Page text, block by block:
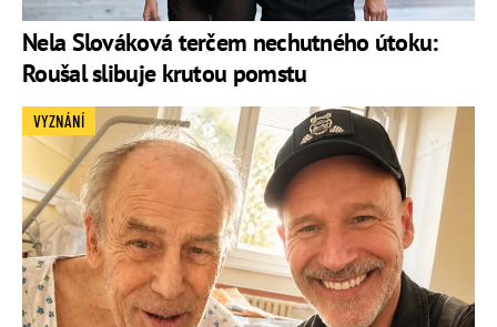
Nela Slováková terčem nechutného útoku:
Roušal slibuje krutou pomstu
VYZNÁNÍ